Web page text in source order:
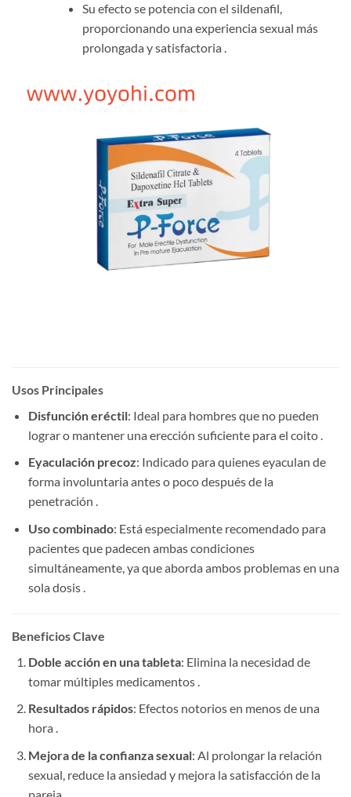
Su efecto se potencia con el sildenafil,
proporcionando una experiencia sexual más
prolongada y satisfactoria .
Usos Principales
Disfunción eréctil: Ideal para hombres que no pueden
lograr o mantener una erección suficiente para el coito .
Eyaculación precoz: Indicado para quienes eyaculan de
forma involuntaria antes o poco después de la
penetración .
Uso combinado: Está especialmente recomendado para
pacientes que padecen ambas condiciones
simultáneamente, ya que aborda ambos problemas en una
sola dosis .
Beneficios Clave
Doble acción en una tableta: Elimina la necesidad de
tomar múltiples medicamentos .
Resultados rápidos: Efectos notorios en menos de una
hora .
Mejora de la confianza sexual: Al prolongar la relación
sexual, reduce la ansiedad y mejora la satisfacción de la